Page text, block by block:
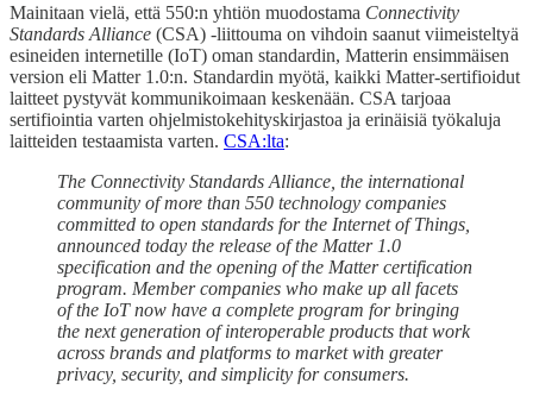
Mainitaan vielä, että 550:n yhtiön muodostama Connectivity
Standards Alliance (CSA) -liittouma on vihdoin saanut viimeisteltyä
esineiden internetille (IoT) oman standardin, Matterin ensimmäisen
version eli Matter 1.0:n. Standardin myötä, kaikki Matter-sertifioidut
laitteet pystyvät kommunikoimaan keskenään. CSA tarjoaa
sertifiointia varten ohjelmistokehityskirjastoa ja erinäisiä työkaluja
laitteiden testaamista varten. CSA:lta:
The Connectivity Standards Alliance, the international
community of more than 550 technology companies
committed to open standards for the Internet of Things,
announced today the release of the Matter 1.0
specification and the opening of the Matter certification
program. Member companies who make up all facets
of the IoT now have a complete program for bringing
the next generation of interoperable products that work
across brands and platforms to market with greater
privacy, security, and simplicity for consumers.